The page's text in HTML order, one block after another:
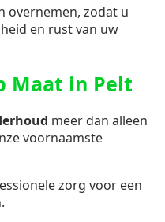
overnemen, zodat u
en rust van uw
Maat in Pelt
meer dan alleen
voornaamste
zorg voor een